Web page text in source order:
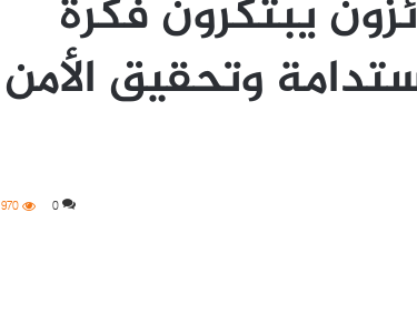
يبتكرون فكرة
وتحقيق الأمن
0
970